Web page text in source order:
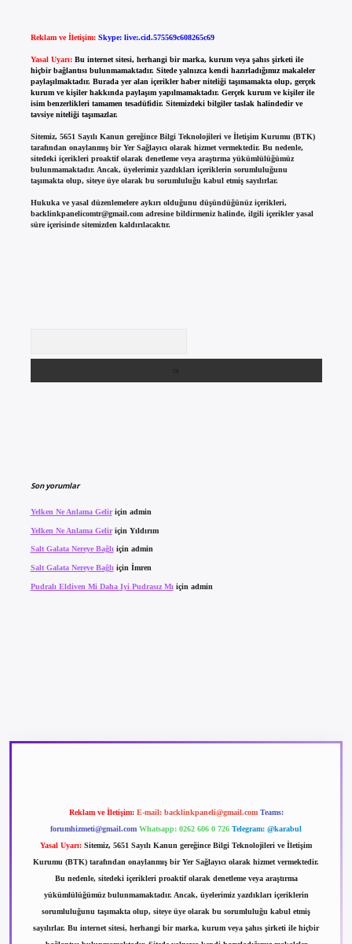
Reklam ve İletişim: Skype: live:.cid.575569c608265c69
Yasal Uyarı: Bu internet sitesi, herhangi bir marka, kurum veya şahıs şirketi ile
hiçbir bağlantısı bulunmamaktadır. Sitede yalnızca kendi hazırladığımız makaleler
paylaşılmaktadır. Burada yer alan içerikler haber niteliği taşımamakta olup, gerçek
kurum ve kişiler hakkında paylaşım yapılmamaktadır. Gerçek kurum ve kişiler ile
isim benzerlikleri tamamen tesadüfidir. Sitemizdeki bilgiler taslak halindedir ve
tavsiye niteliği taşımazlar.
Sitemiz, 5651 Sayılı Kanun gereğince Bilgi Teknolojileri ve İletişim Kurumu (BTK)
tarafından onaylanmış bir Yer Sağlayıcı olarak hizmet vermektedir. Bu nedenle,
sitedeki içerikleri proaktif olarak denetleme veya araştırma yükümlülüğümüz
bulunmamaktadır. Ancak, üyelerimiz yazdıkları içeriklerin sorumluluğunu
taşımakta olup, siteye üye olarak bu sorumluluğu kabul etmiş sayılırlar.
Hukuka ve yasal düzenlemelere aykırı olduğunu düşündüğünüz içerikleri,
backlinkpanelicomtr@gmail.comadresine bildirmeniz halinde, ilgili içerikler yasal
süre içerisinde sitemizden kaldırılacaktır.
Son yorumlar
Yelken Ne Anlama Geliriçin admin
Yelken Ne Anlama Geliriçin Yıldırım
Salt Galata Nereye Bağlıiçin admin
Salt Galata Nereye Bağlı için İmren
Pudralı Eldiven Mi Daha Iyi Pudrasız Mı için admin
Reklam ve İletişim: E-mail: backlinkpaneli@gmail.com Teams:
forumhizmeti@gmail.com Whatsapp: 0262 606 0 726 Telegram: @karabul
Yasal Uyarı: Sitemiz, 5651 Sayılı Kanun gereğince Bilgi Teknolojileri ve İletişim
Kurumu (BTK) tarafından onaylanmış bir Yer Sağlayıcı olarak hizmet vermektedir.
Bu nedenle, sitedeki içerikleri proaktif olarak denetleme veya araştırma
yükümlülüğümüz bulunmamaktadır. Ancak, üyelerimiz yazdıkları içeriklerin
sorumluluğunu taşımakta olup, siteye üye olarak bu sorumluluğu kabul etmiş
sayılırlar. Bu internet sitesi, herhangi bir marka, kurum veya şahıs şirketi ile hiçbir